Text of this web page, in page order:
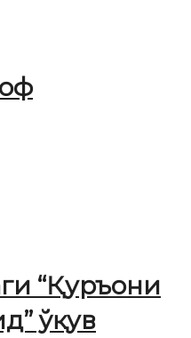
“Қуръони
ўқув